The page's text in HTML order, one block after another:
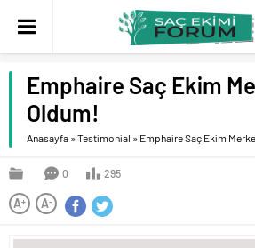
Emphaire Saç Ekim
Oldum!
Anasayfa »Testimonial » Emphaire Saç Ekim
0 295
A+ A-